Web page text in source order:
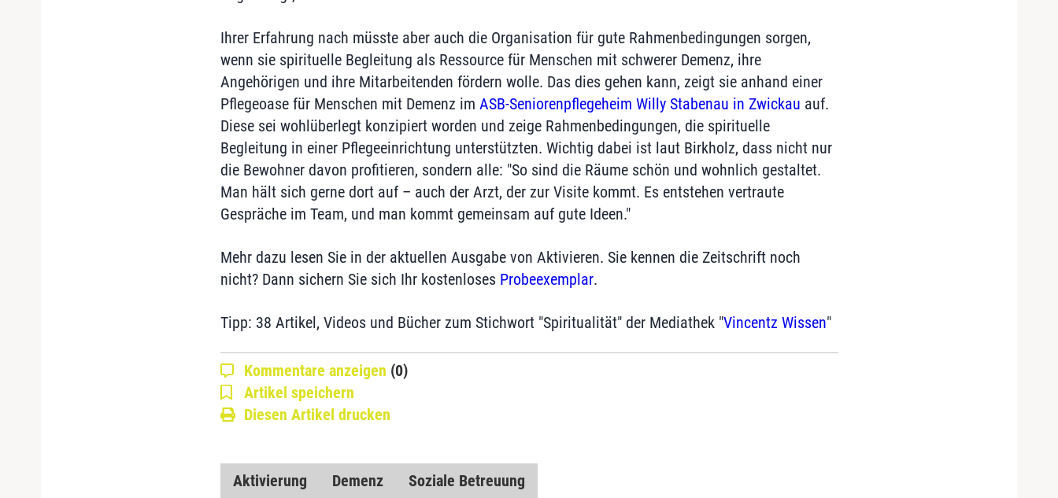
Ihrer Erfahrung nach müsste aber auch die Organisation für gute Rahmenbedingungen sorgen,
wenn sie spirituelle Begleitung als Ressource für Menschen mit schwerer Demenz, ihre
Angehörigen und ihre Mitarbeitenden fördern wolle. Das dies gehen kann, zeigt sie anhand einer
Pflegeoase für Menschen mit Demenz im ASB-Seniorenpflegeheim Willy Stabenau in Zwickau auf.
Diese sei wohlüberlegt konzipiert worden und zeige Rahmenbedingungen, die spirituelle
Begleitung in einer Pflegeeinrichtung unterstützten. Wichtig dabei ist laut Birkholz, dass nicht nur
die Bewohner davon profitieren, sondern alle: "So sind die Räume schön und wohnlich gestaltet.
Man hält sich gerne dort auf – auch der Arzt, der zur Visite kommt. Es entstehen vertraute
Gespräche im Team, und man kommt gemeinsam auf gute Ideen."
Mehr dazu lesen Sie in der aktuellen Ausgabe von Aktivieren. Sie kennen die Zeitschrift noch
nicht? Dann sichern Sie sich Ihr kostenloses Probeexemplar.
Tipp: 38 Artikel, Videos und Bücher zum Stichwort "Spiritualität" der Mediathek "Vincentz Wissen"
Kommentare anzeigen (0)
Artikel speichern
Diesen Artikel drucken
Aktivierung Demenz Soziale Betreuung